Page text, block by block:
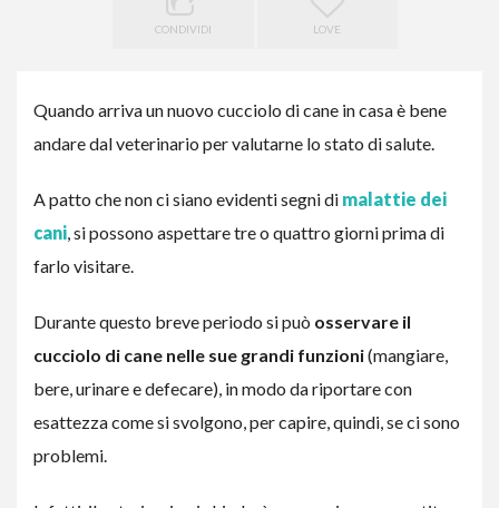
CONDIVIDI LOVE
Quando arriva un nuovo cucciolo di cane in casa è bene
andare dal veterinario per valutarne lo stato di salute.
A patto che non ci siano evidenti segni di malattie dei
cani , si possono aspettare tre o quattro giorni prima di
farlo visitare.
Durante questo breve periodo si può osservare il
cucciolo di cane nelle sue grandi funzioni(mangiare,
bere, urinare e defecare), in modo da riportare con
esattezza come si svolgono, per capire, quindi, se ci sono
problemi.